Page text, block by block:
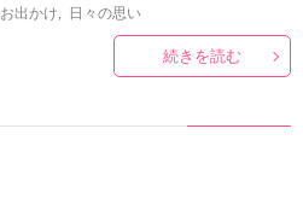
お出かけ
日々の思い
続きを読む